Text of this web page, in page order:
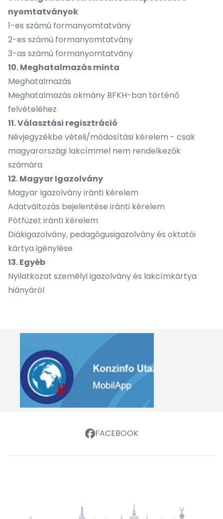
nyomtatványok
1-es számú formanyomtatvány
2-es számú formanyomtatvány
3-as számú formanyomtatvány
10. Meghatalmazás minta
Meghatalmazás
Meghatalmazás okmány BFKH-ban történő
felvételéhez
11. Választási regisztráció
Névjegyzékbe vételi/módosítási kérelem - csak
magyarországi lakcímmel nem rendelkezők
számára
12. Magyar Igazolvány
Magyar Igazolvány iránti kérelem
Adatváltozás bejelentése iránti kérelem
Pótfüzet iránti kérelem
Diákigazolvány, pedagógusigazolvány és oktatói
kártya igénylése
13. Egyéb
Nyilatkozat személyi igazolvány és lakcímkártya
hiányáról
FACEBOOK